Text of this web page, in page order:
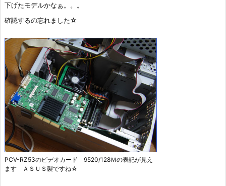
下げたモデルかなぁ。。。
確認するの忘れました☆
PCV-RZ53のビデオカード 9520/128Ｍの表記が見え
ます ＡＳＵＳ製ですね☆